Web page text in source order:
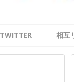
TWITTER 相互